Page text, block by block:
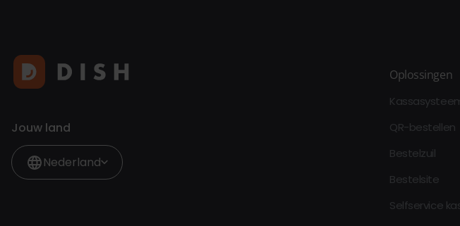
Jouw land
Nederland
Oplossingen
QR-bestellen
Bestelzuil
Bestelsite
Selfservice